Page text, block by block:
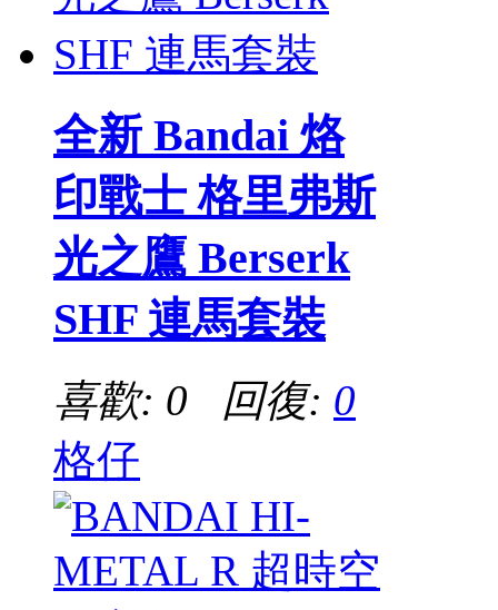
全新 Bandai 烙
印戰士 格里弗斯
光之鷹 Berserk
SHF 連馬套裝
喜歡: 0 回復: 0
格仔